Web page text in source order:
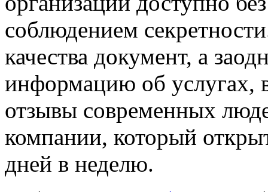
соблюдением
качества документ, а
информацию об услугах,
отзывы современных
компании, который
дней в неделю.